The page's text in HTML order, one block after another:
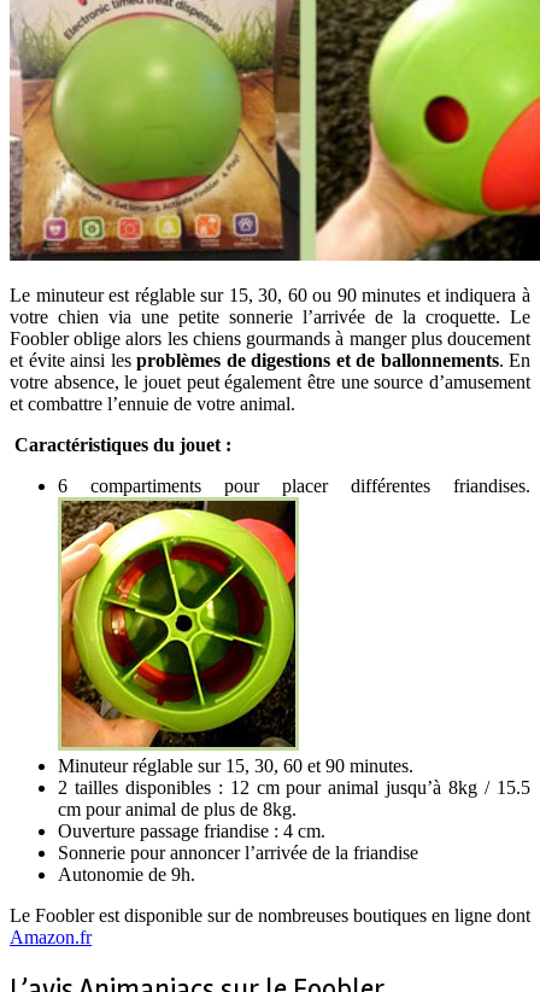
Le minuteur est réglable sur 15, 30, 60 ou 90 minutes et indiquera à
votre chien via une petite sonnerie l’arrivée de la croquette. Le
Foobler oblige alors les chiens gourmands à manger plus doucement
et évite ainsi les problèmes de digestions et de ballonnements. En
votre absence, le jouet peut également être une source d’amusement
et combattre l’ennuie de votre animal.
Caractéristiques du jouet :
6 compartiments pour placer différentes friandises.
Minuteur réglable sur 15, 30, 60 et 90 minutes.
2 tailles disponibles : 12 cm pour animal jusqu’à 8kg / 15.5
cm pour animal de plus de 8kg.
Ouverture passage friandise : 4 cm.
Sonnerie pour annoncer l’arrivée de la friandise
Autonomie de 9h.
Le Foobler est disponible sur de nombreuses boutiques en ligne dont
Amazon.fr